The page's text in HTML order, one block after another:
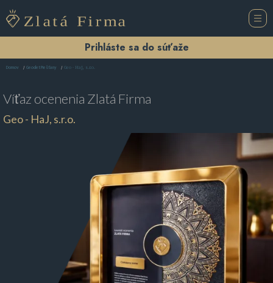
Prihláste sa do súťaže
Domov Geodet Piešťany Geo - HaJ, s.r.o.
Víťaz ocenenia Zlatá Firma
Geo - HaJ, s.r.o.